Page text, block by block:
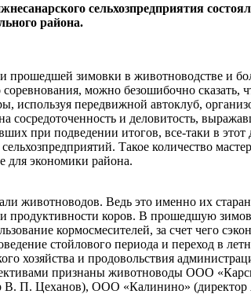
сельхозпредприятия
района.
зимовки в животноводстве и
соревнования, можно безошибочно
используя передвижной автоклуб,
и деловитость,
при подведении итогов, все‑таки в
Такое количество
для экономики района.
животноводов. Ведь это именно их
коров. В прошедшую
кормосмесителей, за счет чего
стойлового периода и переход в
хозяйства и продовольствия
признаны животноводы ООО
П. Цеханов), ООО «Калинино»